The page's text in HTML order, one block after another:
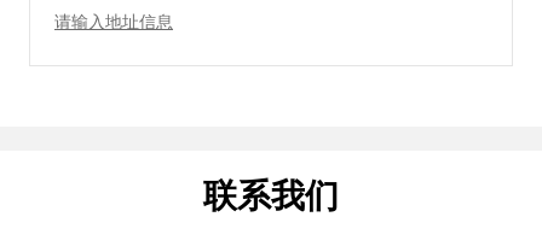
请输入地址信息
联系我们